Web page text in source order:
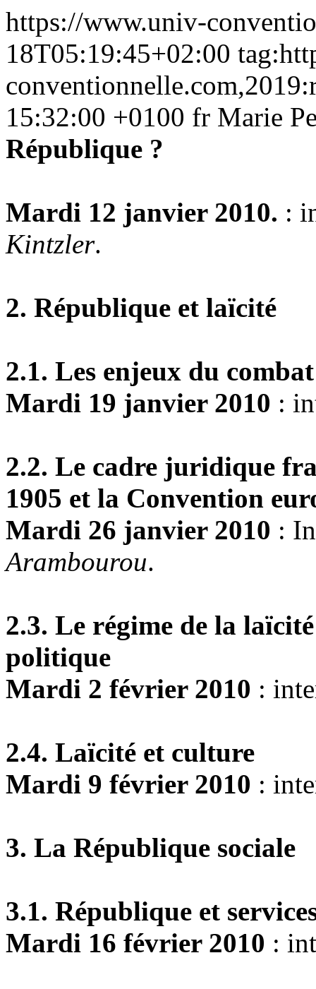
https://www.univ-
18T05:19:45+02:00
15:32:00 +0100 fr Marie
République ?
Mardi 12 janvier 2010. :
Kintzler.
2. République et laïcité
2.1. Les enjeux du
Mardi 19 janvier 2010 :
2.2. Le cadre juridique
1905 et la Convention
Mardi 26 janvier 2010 :
Arambourou.
2.3. Le régime de la
politique
Mardi 2 février 2010 :
2.4. Laïcité et culture
Mardi 9 février 2010 :
3. La République sociale
3.1. République et
Mardi 16 février 2010 :